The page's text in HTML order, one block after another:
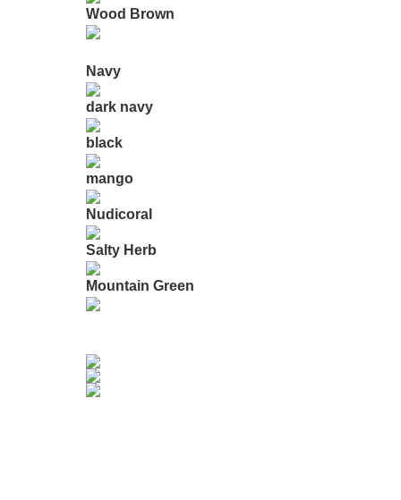
Wood Brown
Navy
dark navy
black
mango
Nudicoral
Salty Herb
Mountain Green